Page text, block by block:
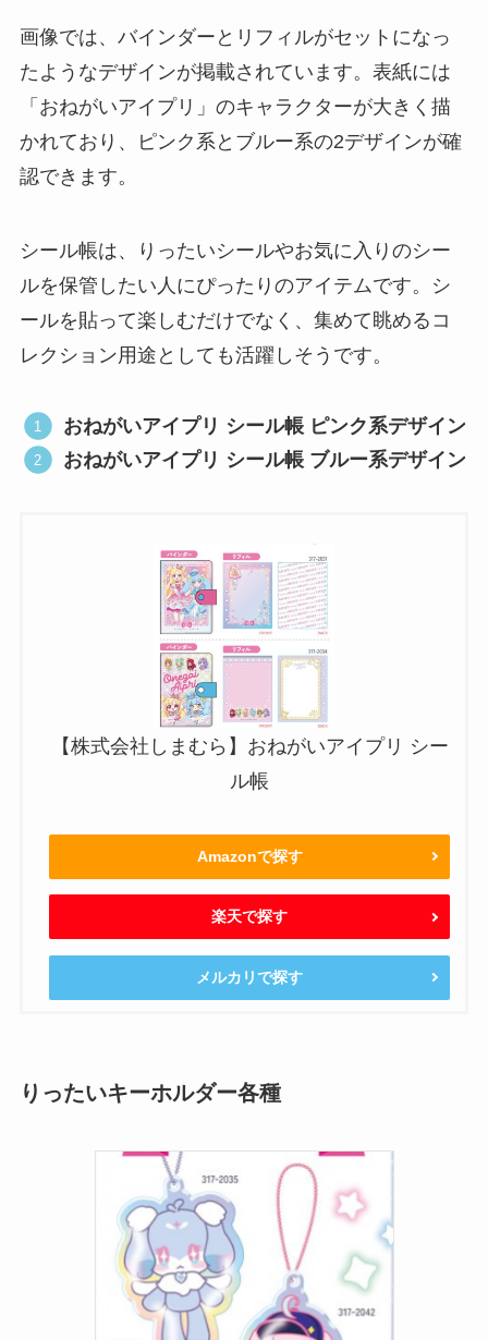
画像では、バインダーとリフィルがセットになっ
たようなデザインが掲載されています。表紙には
「おねがいアイプリ」のキャラクターが大きく描
かれており、ピンク系とブルー系の2デザインが確
認できます。
シール帳は、りったいシールやお気に入りのシー
ルを保管したい人にぴったりのアイテムです。シ
ールを貼って楽しむだけでなく、集めて眺めるコ
レクション用途としても活躍しそうです。
おねがいアイプリ シール帳 ピンク系デザイン
おねがいアイプリ シール帳 ブルー系デザイン
【株式会社しまむら】おねがいアイプリ シー
ル帳
Amazonで探す
楽天で探す
メルカリで探す
りったいキーホルダー各種